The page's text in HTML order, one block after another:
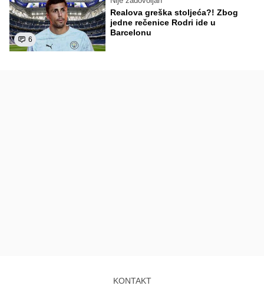
6
Realova greška stoljeća?! Zbog
jedne rečenice Rodri ide u
Barcelonu
KONTAKT